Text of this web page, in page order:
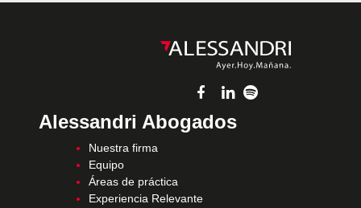
Alessandri Abogados
Nuestra firma
Equipo
Áreas de práctica
Experiencia Relevante